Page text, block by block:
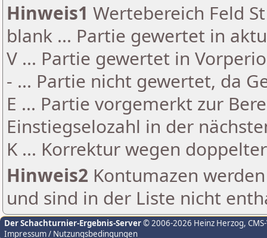
Hinweis1 Wertebereich Feld
blank ... Partie gewertet in
V ... Partie gewertet in
- ... Partie nicht gewertet, da
E ... Partie vorgemerkt zur
Einstiegselozahl in der
K ... Korrektur wegen
Hinweis2 Kontumazen
und sind in der Liste nicht
Der Schachturnier-Ergebnis-Server© 2006-2026 Heinz Herzog,
Impressum / Nutzungsbedingungen